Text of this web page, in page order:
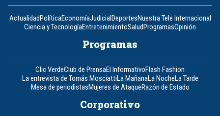
ActualidadPolíticaEconomíaJudicialDeportesNuestra Tele Internacional
Ciencia y TecnologíaEntretenimientoSaludProgramasOpinión
Programas
Clic VerdeClub de PrensaEl InformativoFlash Fashion
La entrevista de Tomás MosciattiLa MañanaLa NocheLa Tarde
Mesa de periodistasMujeres de AtaqueRazón de Estado
Corporativo